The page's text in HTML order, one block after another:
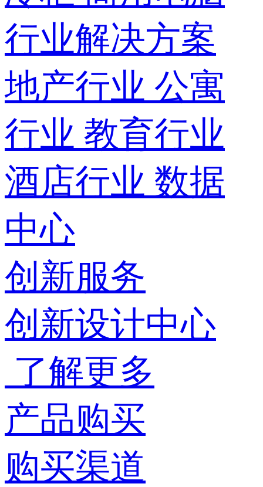
行业解决方案
地产行业 公寓
行业 教育行业
酒店行业 数据
中心
创新服务
创新设计中心
了解更多
产品购买
购买渠道